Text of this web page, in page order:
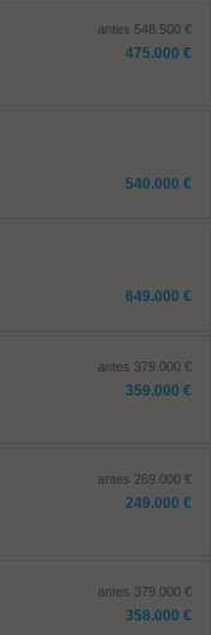
antes 548.500 €
475.000 €
540.000 €
649.000 €
antes 379.000 €
359.000 €
antes 269.000 €
249.000 €
antes 379.000 €
358.000 €